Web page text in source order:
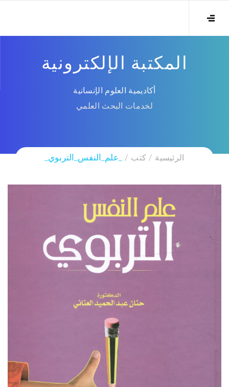
المكتبة الإلكترونية
أكاديمية العلوم الإنسانية
لخدمات البحث العلمي
الرئيسية كتب _علم_النفس_التربوي_